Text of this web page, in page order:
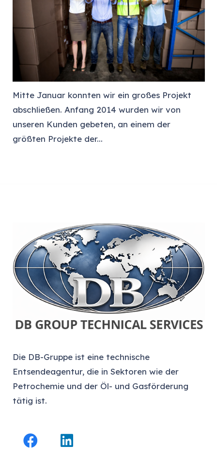
Mitte Januar konnten wir ein großes Projekt
abschließen. Anfang 2014 wurden wir von
unseren Kunden gebeten, an einem der
größten Projekte der...
Die DB-Gruppe ist eine technische
Entsendeagentur, die in Sektoren wie der
Petrochemie und der Öl- und Gasförderung
tätig ist.